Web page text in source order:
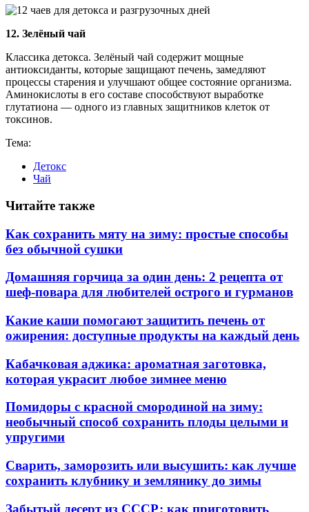
12. Зелёный чай
Классика детокса. Зелёный чай содержит мощные
антиоксиданты, которые защищают печень, замедляют
процессы старения и улучшают общее состояние организма.
Аминокислоты в его составе способствуют выработке
глутатиона — одного из главных защитников клеток от
токсинов.
Тема:
Детокс
Чай
Читайте также
Как сохранить мяту на зиму: простые способы
без обычной сушки
Домашняя горчица за один день: 2 рецепта от
шеф-повара для любителей острого и гурманов
Какие каши помогают защитить печень от
ожирения: доступные продукты на каждый день
Кабачковая аджика: ароматная заготовка,
которая украсит любое зимнее меню
Помидоры с красной смородиной на зиму:
необычный способ сохранить плоды целыми и
упругими
Сварить, заморозить или высушить: как лучше
сохранить клубнику и землянику до зимы
Забытый десерт из СССР: как приготовить